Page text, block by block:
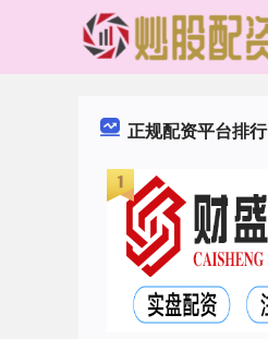
正规配资平台排行